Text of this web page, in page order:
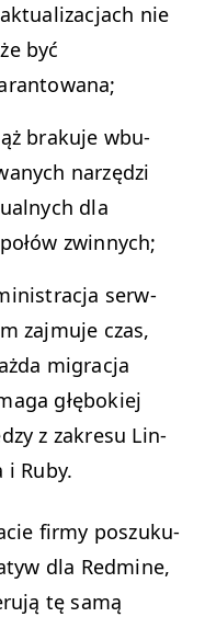
nie
być
braku­je wbu­
narzędzi
dla
zwinnych;
ser­w­
zaj­mu­je czas,
migrac­ja
głębok­iej
z zakre­su Lin­
i Ruby.
firmy poszuku­
dla Red­mine,
tę samą